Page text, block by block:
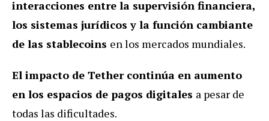
interacciones entre la supervisión financiera,
los sistemas jurídicos y la función cambiante
de las stablecoins en los mercados mundiales.
El impacto de Tether continúa en aumento
en los espacios de pagos digitales a pesar de
todas las dificultades.